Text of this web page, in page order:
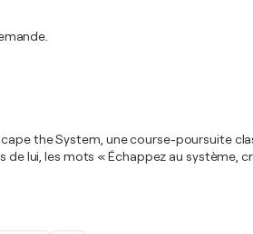
the System, une course-poursuite
lui, les mots « Échappez au